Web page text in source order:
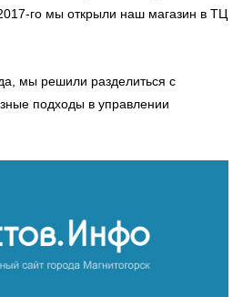
го мы открыли наш магазин в ТЦ
мы решили разделиться с
подходы в управлении